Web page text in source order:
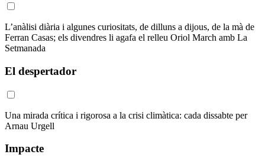
L’anàlisi diària i algunes curiositats, de dilluns a dijous, de la mà de
Ferran Casas; els divendres li agafa el relleu Oriol March amb La
Setmanada
El despertador
Una mirada crítica i rigorosa a la crisi climàtica: cada dissabte per
Arnau Urgell
Impacte